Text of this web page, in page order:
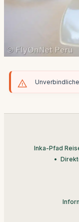
Inka-Pfad